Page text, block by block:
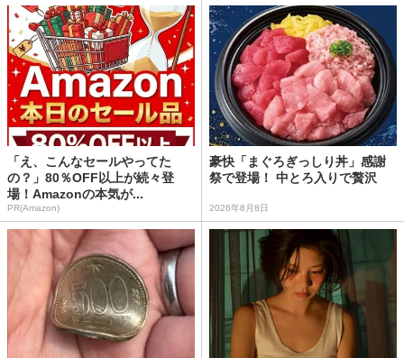
「え、こんなセールやってた
の？」80％OFF以上が続々登
場！Amazonの本気が...
PR(Amazon)
豪快「まぐろぎっしり丼」感謝
祭で登場！ 中とろ入りで贅沢
2026年8月8日